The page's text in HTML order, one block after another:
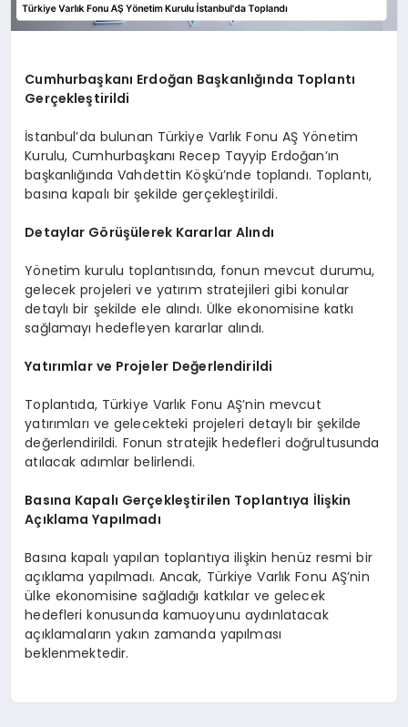
Cumhurbaşkanı Erdoğan Başkanlığında Toplantı
Gerçekleştirildi
İstanbul’da bulunan Türkiye Varlık Fonu AŞ Yönetim
Kurulu, Cumhurbaşkanı Recep Tayyip Erdoğan’ın
başkanlığında Vahdettin Köşkü’nde toplandı. Toplantı,
basına kapalı bir şekilde gerçekleştirildi.
Detaylar Görüşülerek Kararlar Alındı
Yönetim kurulu toplantısında, fonun mevcut durumu,
gelecek projeleri ve yatırım stratejileri gibi konular
detaylı bir şekilde ele alındı. Ülke ekonomisine katkı
sağlamayı hedefleyen kararlar alındı.
Yatırımlar ve Projeler Değerlendirildi
Toplantıda, Türkiye Varlık Fonu AŞ’nin mevcut
yatırımları ve gelecekteki projeleri detaylı bir şekilde
değerlendirildi. Fonun stratejik hedefleri doğrultusunda
atılacak adımlar belirlendi.
Basına Kapalı Gerçekleştirilen Toplantıya İlişkin
Açıklama Yapılmadı
Basına kapalı yapılan toplantıya ilişkin henüz resmi bir
açıklama yapılmadı. Ancak, Türkiye Varlık Fonu AŞ’nin
ülke ekonomisine sağladığı katkılar ve gelecek
hedefleri konusunda kamuoyunu aydınlatacak
açıklamaların yakın zamanda yapılması
beklenmektedir.